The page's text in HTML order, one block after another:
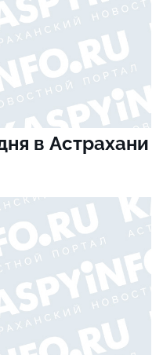
в Астрахани